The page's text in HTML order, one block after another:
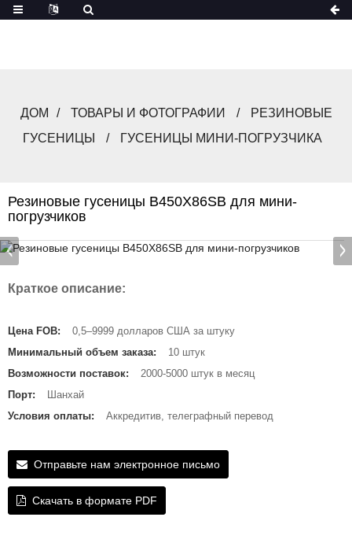
ДОМ ТОВАРЫ И ФОТОГРАФИИ
РЕЗИНОВЫЕ
ГУСЕНИЦЫ
ГУСЕНИЦЫ МИНИ-ПОГРУЗЧИКА
Резиновые гусеницы B450X86SB для мини-
погрузчиков
Краткое описание:
Цена FOB:
0,5–9999 долларов США за штуку
Минимальный объем заказа:
10 штук
Возможности поставок:
2000-5000 штук в месяц
Порт:
Шанхай
Условия оплаты:
Аккредитив, телеграфный перевод
Отправьте нам электронное письмо
Скачать в формате PDF